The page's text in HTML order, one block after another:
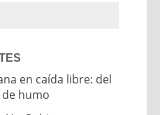
en caída libre: del
de humo